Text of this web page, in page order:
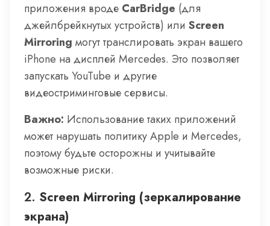
приложения вроде CarBridge (для
джейлбрейкнутых устройств) или Screen
Mirroring могут транслировать экран вашего
iPhone на дисплей Mercedes. Это позволяет
запускать YouTube и другие
видеостриминговые сервисы.
Важно: Использование таких приложений
может нарушать политику Apple и Mercedes,
поэтому будьте осторожны и учитывайте
возможные риски.
2. Screen Mirroring (зеркалирование
экрана)